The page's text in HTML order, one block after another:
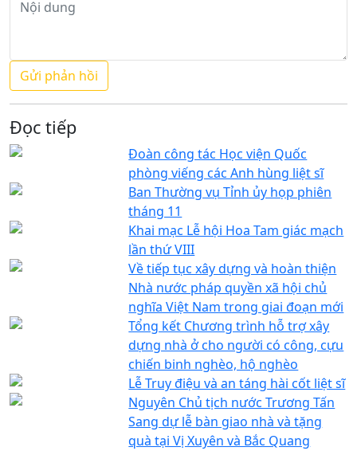
Đọc tiếp
Đoàn công tác Học viện Quốc
phòng viếng các Anh hùng liệt sĩ
Ban Thường vụ Tỉnh ủy họp phiên
tháng 11
Khai mạc Lễ hội Hoa Tam giác mạch
lần thứ VIII
Về tiếp tục xây dựng và hoàn thiện
Nhà nước pháp quyền xã hội chủ
nghĩa Việt Nam trong giai đoạn mới
Tổng kết Chương trình hỗ trợ xây
dựng nhà ở cho người có công, cựu
chiến binh nghèo, hộ nghèo
Lễ Truy điệu và an táng hài cốt liệt sĩ
Nguyên Chủ tịch nước Trương Tấn
Sang dự lễ bàn giao nhà và tặng
quà tại Vị Xuyên và Bắc Quang